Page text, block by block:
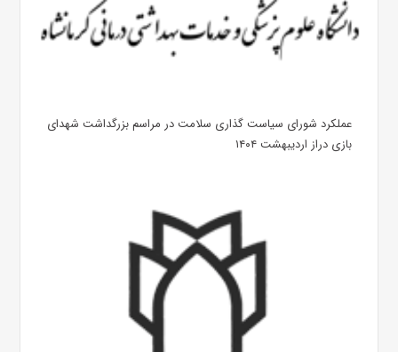
عملکرد شورای سیاست گذاری سلامت در مراسم بزرگداشت شهدای
بازی دراز اردیبهشت ۱۴۰۴